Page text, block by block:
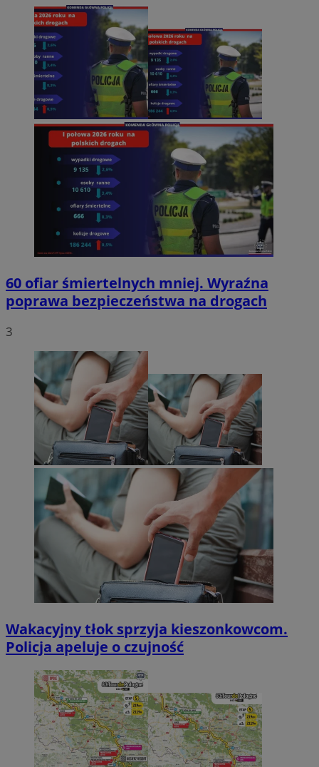
60 ofiar śmiertelnych mniej. Wyraźna
poprawa bezpieczeństwa na drogach
3
Wakacyjny tłok sprzyja kieszonkowcom.
Policja apeluje o czujność